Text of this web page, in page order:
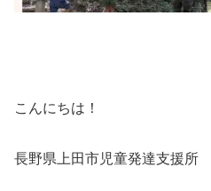
こんにちは！
長野県上田市児童発達支援所